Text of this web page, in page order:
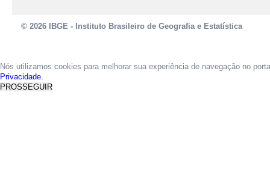
© 2026 IBGE - Instituto Brasileiro de Geografia e Estatística
Nós utilizamos cookies para melhorar sua experiência de navegação no
Privacidade.
PROSSEGUIR